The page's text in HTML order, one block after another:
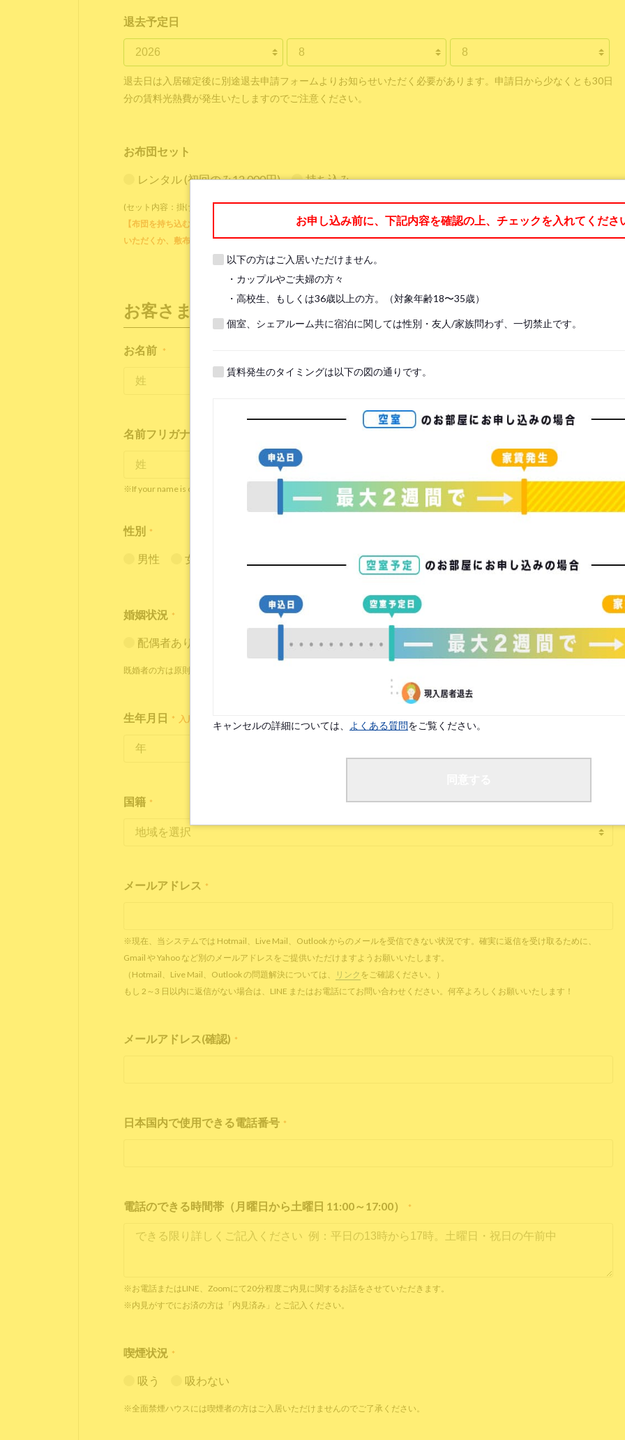
退去予定日
退去日は入居確定後に別途退去申請フォームよりお知らせいただく必要があります。申請日から少なくとも30日
分の賃料光熱費が発生いたしますのでご注意ください。
お布団セット
レンタル (初回のみ12,000円) 持ち込み
(セット内容：掛け布団、掛け布団カバー、ブランケット、枕、枕カバー、ベッドパッド、シーツの7点)
【布団を持ち込む方】各ベッドに備え付けのマットレスに直接寝ることはできません。 必ずベッドパッド を敷き、シーツをご使用
いただくか、敷布団をご用意ください。他に、枕や掛け布団をご持参ください。
お客さま情報
お名前 *
名前フリガナ(ローマ字)
※If your name is originally spelled in roman letters, please write your name again.
性別 *
男性 女性
婚姻状況 *
配偶者あり（入居条件あり） 配偶者なし
既婚者の方は原則お断りしておりますが、状況によりご入居案内が可能です。
生年月日 * 入居時点で18歳～35歳の方が対象です。
国籍 *
メールアドレス *
※現在、当システムでは Hotmail、Live Mail、Outlook からのメールを受信できない状況です。確実に返信を受け取るために、
Gmail や Yahoo など別のメールアドレスをご提供いただけますようお願いいたします。
（Hotmail、Live Mail、Outlook の問題解決については、
リンク をご確認ください。）
もし 2～3 日以内に返信がない場合は、LINE またはお電話にてお問い合わせください。何卒よろしくお願いいたします！
メールアドレス(確認) *
日本国内で使用できる電話番号 *
電話のできる時間帯（月曜日から土曜日 11:00～17:00） *
※お電話またはLINE、Zoomにて20分程度ご内見に関するお話をさせていただきます。
※内見がすでにお済の方は「内見済み」とご記入ください。
喫煙状況 *
吸う 吸わない
※全面禁煙ハウスには喫煙者の方はご入居いただけませんのでご了承ください。
お申し込み前に、下記内容を確認の上、チェックを入れてくださ
以下の方はご入居いただけません。
・カップルやご夫婦の方々
・高校生、もしくは36歳以上の方。（対象年齢18〜35歳）
個室、シェアルーム共に宿泊に関しては性別・友人/家族問わず、一切禁止です。
賃料発生のタイミングは以下の図の通りです。
キャンセルの詳細については、 よくある質問をご覧ください。